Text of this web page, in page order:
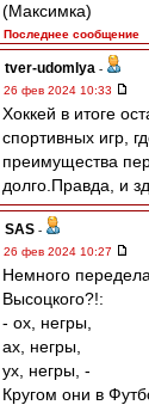
(Максимка)
Последнее сообщение
tver-udomlya -
26 фев 2024 10:33
Хоккей в итоге
спортивных игр,
преимущества
долго.Правда, и
SAS -
26 фев 2024 10:27
Немного
Высоцкого?!:
- ох, негры,
ах, негры,
ух, негры, -
Кругом они в